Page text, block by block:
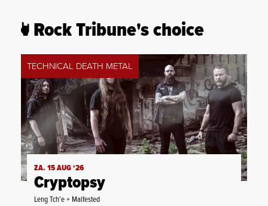
Rock Tribune's choice
TECHNICAL DEATH METAL
ZA. 15 AUG ‘26
Cryptopsy
Leng Tch'e + Malfested